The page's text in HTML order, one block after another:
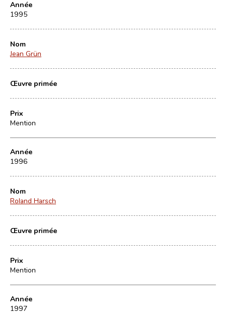
Année
1995
Nom
Jean Grün
Œuvre primée
Prix
Mention
Année
1996
Nom
Roland Harsch
Œuvre primée
Prix
Mention
Année
1997